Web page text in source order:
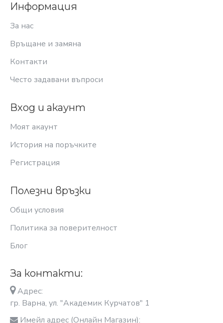
Информация
За нас
Връщане и замяна
Контакти
Често задавани въпроси
Вход и акаунт
Моят акаунт
История на поръчките
Регистрация
Полезни връзки
Общи условия
Политика за поверителност
Блог
За контакти:
Адрес:
гр. Варна, ул. "Академик Курчатов" 1
Имейл адрес (Онлайн Магазин):